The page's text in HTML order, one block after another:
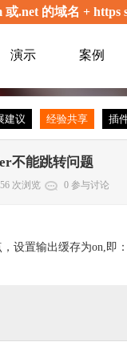
或.net 的域名 +
演示 案例
建议 经验共享 插
不能跳转问题
次浏览 0 参与讨论
设置输出缓存为on,即